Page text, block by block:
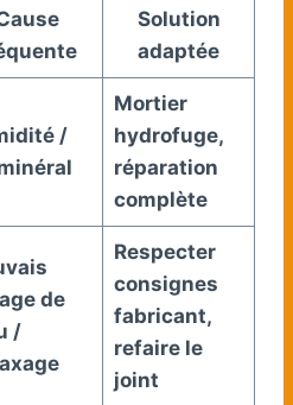
Solution
adaptée
/
Mortier
hydrofuge,
réparation
complète
de
/
Respecter
consignes
fabricant,
refaire le
joint